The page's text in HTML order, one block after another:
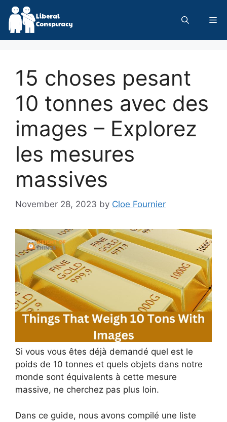
Skip
content
15 choses pesant
10 tonnes avec des
images – Explorez
les mesures
massives
November 28, 2023 by Cloe Fournier
Si vous vous êtes déjà demandé quel est le
poids de 10 tonnes et quels objets dans notre
monde sont équivalents à cette mesure
massive, ne cherchez pas plus loin.
Dans ce guide, nous avons compilé une liste